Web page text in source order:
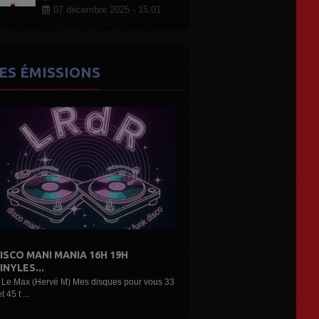
07 décembre 2025 - 15:01
ÉMISSIONS
DE L'AIR...LES DÉCOUVERTES
ARTISTES...
Une belle émission musicale des découvertes,
nouveaux...